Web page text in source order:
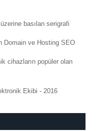
basılan serigrafi
Domain ve Hosting SEO
cihazların popüler olan
Ekibi - 2016